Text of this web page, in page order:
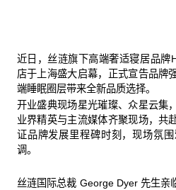
近日，丝涟旗下高端奢适寝居品牌
店于上海盛大启幕，正式宣告品牌
端睡眠圈层带来全新品质选择。
开业盛典现场星光璀璨、众星云集
业界精英与主流媒体齐聚现场，共
证品牌发展里程碑时刻，现场氛
调。
丝涟国际总裁 George Dyer 先生亲